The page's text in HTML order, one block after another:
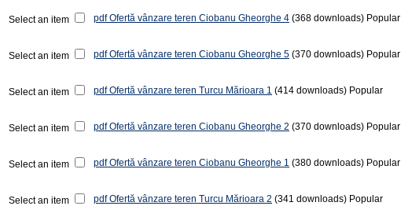
Select an item pdf Ofertă vânzare teren Ciobanu Gheorghe 4 (368 downloads) Popular
Select an item pdf Ofertă vânzare teren Ciobanu Gheorghe 5 (370 downloads) Popular
Select an item pdf Ofertă vânzare teren Turcu Mărioara 1 (414 downloads) Popular
Select an item pdf Ofertă vânzare teren Ciobanu Gheorghe 2 (370 downloads) Popular
Select an item pdf Ofertă vânzare teren Ciobanu Gheorghe 1 (380 downloads) Popular
Select an item pdf Ofertă vânzare teren Turcu Mărioara 2 (341 downloads) Popular